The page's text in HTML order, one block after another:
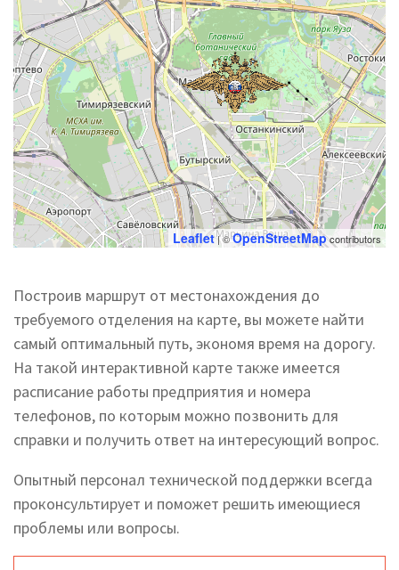
Leaflet| ©OpenStreetMapcontributors
Построив маршрут от местонахождения до
требуемого отделения на карте, вы можете найти
самый оптимальный путь, экономя время на дорогу.
На такой интерактивной карте также имеется
расписание работы предприятия и номера
телефонов, по которым можно позвонить для
справки и получить ответ на интересующий вопрос.
Опытный персонал технической поддержки всегда
проконсультирует и поможет решить имеющиеся
проблемы или вопросы.